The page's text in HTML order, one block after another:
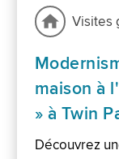
Visites
maison à
» à Twin
Découvrez